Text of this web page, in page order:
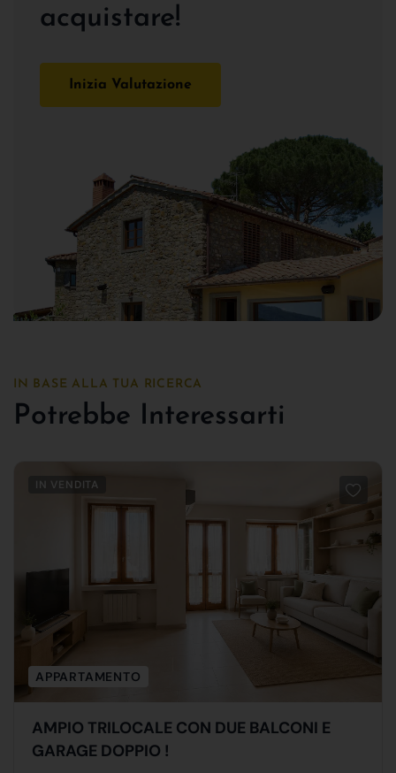
acquistare!
Inizia Valutazione
IN BASE ALLA TUA RICERCA
Potrebbe Interessarti
IN VENDITA
APPARTAMENTO
AMPIO TRILOCALE CON DUE BALCONI E
GARAGE DOPPIO !